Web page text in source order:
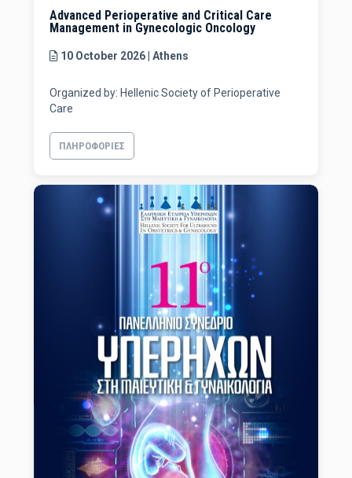
Advanced Perioperative and Critical Care
Management in Gynecologic Oncology
10 October 2026 | Athens
Organized by: Hellenic Society of Perioperative
Care
ΠΛΗΡΟΦΟΡΊΕΣ